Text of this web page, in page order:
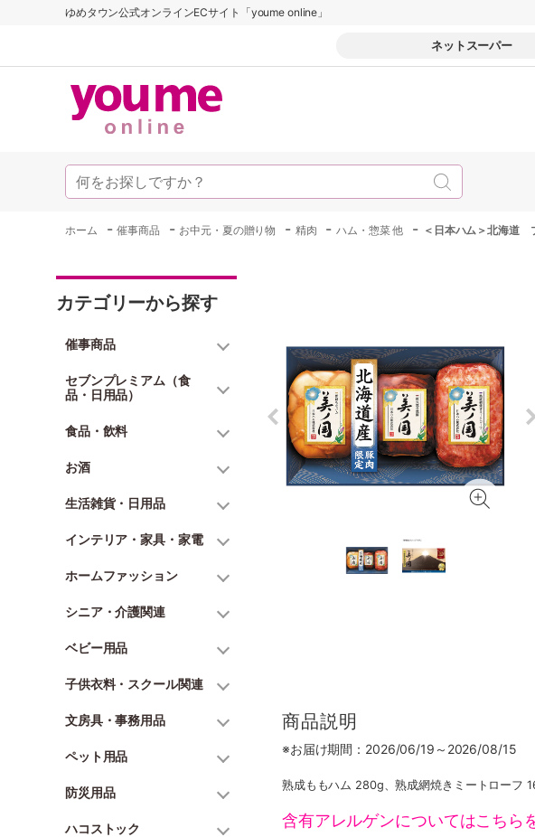
ゆめタウン公式オンラインECサイト「youme online」
ネットスーパー
ホーム -催事商品 - お中元・夏の贈り物 - 精肉 -ハム・惣菜 他 - ＜日本ハム＞北海道
カテゴリーから探す
催事商品
セブンプレミアム（食
品・日用品）
食品・飲料
お酒
生活雑貨・日用品
インテリア・家具・家電
ホームファッション
シニア・介護関連
ベビー用品
子供衣料・スクール関連
文房具・事務用品
ペット用品
防災用品
ハコストック
商品説明
※お届け期間：2026/06/19～2026/08/15
熟成ももハム 280g、熟成網焼きミートローフ
含有アレルゲンについてはこちら